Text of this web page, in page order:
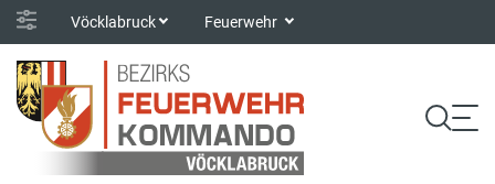
Vöcklabruck Feuerwehr